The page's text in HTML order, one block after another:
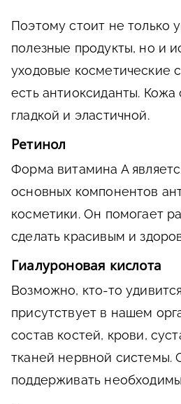
Поэтому стоит не только
полезные продукты, но и
уходовые косметические
есть антиоксиданты. Кожа
гладкой и эластичной.
Ретинол
Форма витамина А
основных компонентов
косметики. Он помогает
сделать красивым и
Гиалуроновая кислота
Возможно, кто-то
присутствует в нашем
состав костей, крови,
тканей нервной системы.
поддерживать